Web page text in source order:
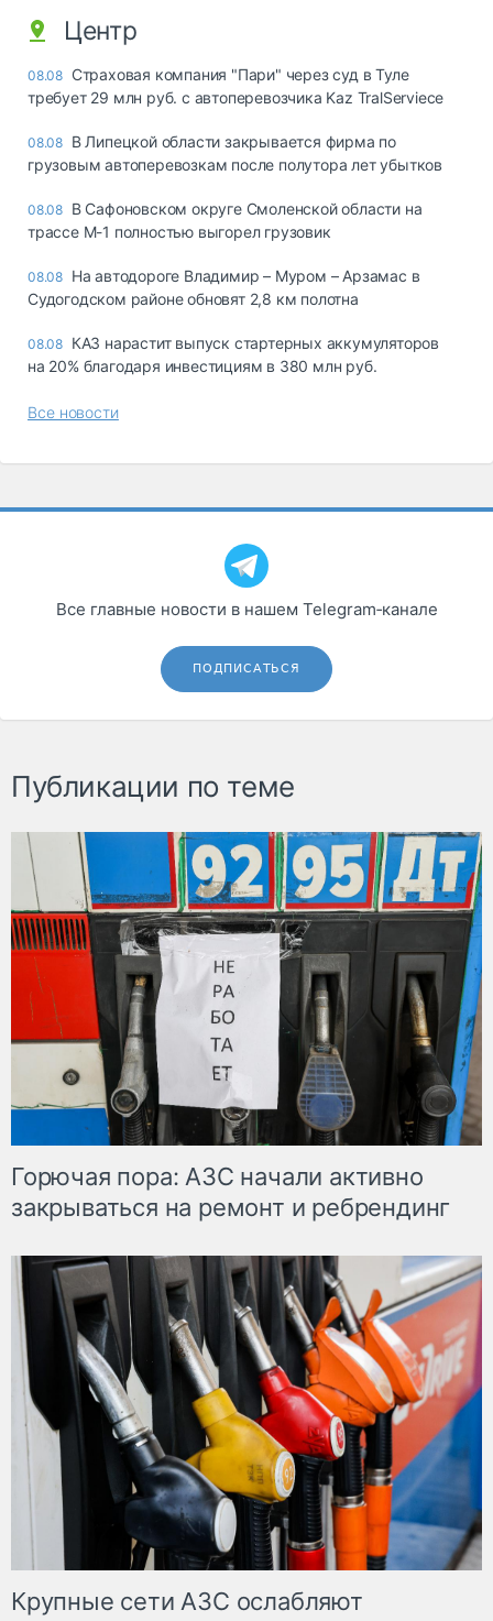
Центр
08.08 Страховая компания "Пари" через суд в Туле
требует 29 млн руб. с автоперевозчика Kaz TralServiece
08.08 В Липецкой области закрывается фирма по
грузовым автоперевозкам после полутора лет убытков
08.08 В Сафоновском округе Смоленской области на
трассе М-1 полностью выгорел грузовик
08.08 На автодороге Владимир – Муром – Арзамас в
Судогодском районе обновят 2,8 км полотна
08.08 КАЗ нарастит выпуск стартерных аккумуляторов
на 20% благодаря инвестициям в 380 млн руб.
Все новости
Все главные новости в нашем Telegram‑канале
ПОДПИСАТЬСЯ
Публикации по теме
Горючая пора: АЗС начали активно
закрываться на ремонт и ребрендинг
Крупные сети АЗС ослабляют